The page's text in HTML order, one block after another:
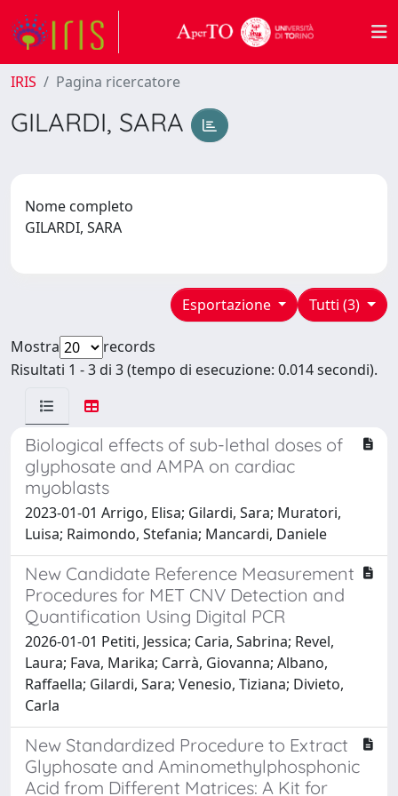
IRIS Pagina ricercatore
GILARDI, SARA
Nome completo
GILARDI, SARA
Tutti (3)
Esportazione
Mostra
records
Risultati 1 - 3 di 3 (tempo di esecuzione: 0.014 secondi).
Biological effects of sub-lethal doses of
glyphosate and AMPA on cardiac
myoblasts
2023-01-01 Arrigo, Elisa; Gilardi, Sara; Muratori,
Luisa; Raimondo, Stefania; Mancardi, Daniele
New Candidate Reference Measurement
Procedures for MET CNV Detection and
Quantification Using Digital PCR
2026-01-01 Petiti, Jessica; Caria, Sabrina; Revel,
Laura; Fava, Marika; Carrà, Giovanna; Albano,
Raffaella; Gilardi, Sara; Venesio, Tiziana; Divieto,
Carla
New Standardized Procedure to Extract
Glyphosate and Aminomethylphosphonic
Acid from Different Matrices: A Kit for